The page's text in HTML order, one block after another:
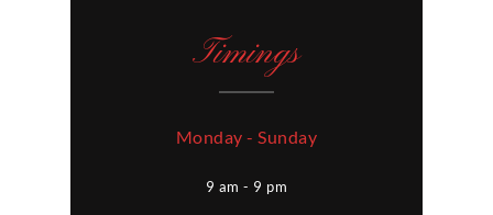
Timings
Monday - Sunday
9 am - 9 pm